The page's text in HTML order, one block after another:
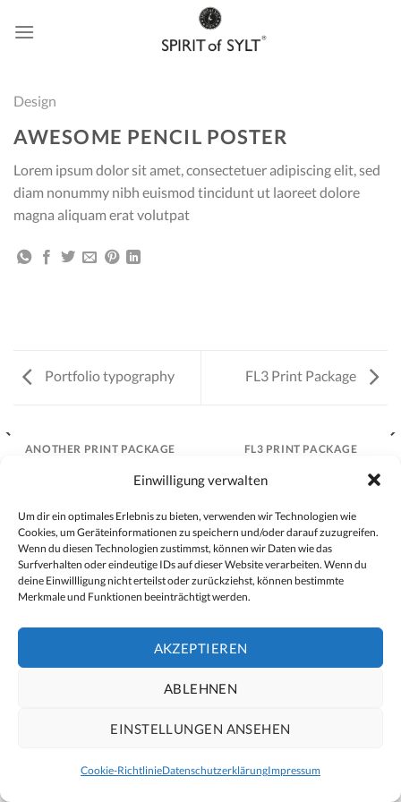
Einwilligung verwalten
Um dir ein optimales Erlebnis zu bieten, verwenden wir Technologien wie
Cookies, um Geräteinformationen zu speichern und/oder darauf zuzugreifen.
Wenn du diesen Technologien zustimmst, können wir Daten wie das
Surfverhalten oder eindeutige IDs auf dieser Website verarbeiten. Wenn du
deine Einwillligung nicht erteilst oder zurückziehst, können bestimmte
Merkmale und Funktionen beeinträchtigt werden.
AKZEPTIEREN
ABLEHNEN
EINSTELLUNGEN ANSEHEN
Cookie-RichtlinieDatenschutzerklärungImpressum
Design
AWESOME PENCIL POSTER
Lorem ipsum dolor sit amet, consectetuer adipiscing elit, sed
diam nonummy nibh euismod tincidunt ut laoreet dolore
magna aliquam erat volutpat
Portfolio typography FL3 Print Package
ANOTHER PRINT PACKAGE FL3 PRINT PACKAGE
IMPRESSUM WIDERRUFSBELEHRUNG
FAQ’S
DATENSCHUTZERKLÄRUNG
AGB’S
NEWSLETTER
COOKIE-RICHTLINIE (EU)
Copyright 2026 ©SPIRIT of SYLT